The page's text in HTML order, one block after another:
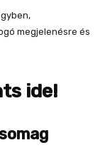
megjelenésre és
ide!